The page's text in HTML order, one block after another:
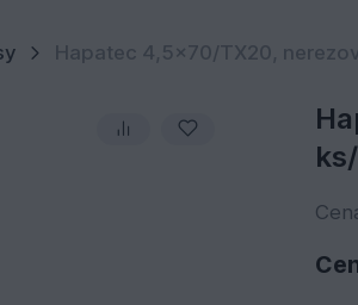
Hapatec 4,5x70/TX20,